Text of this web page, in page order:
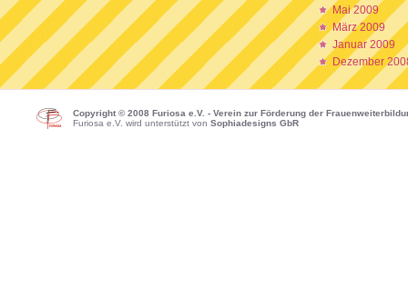
Mai 2009
März 2009
Januar 2009
Dezember
Copyright © 2008 Furiosa e.V. - Verein zur Förderung der
Furiosa e.V. wird unterstützt von Sophiadesigns GbR